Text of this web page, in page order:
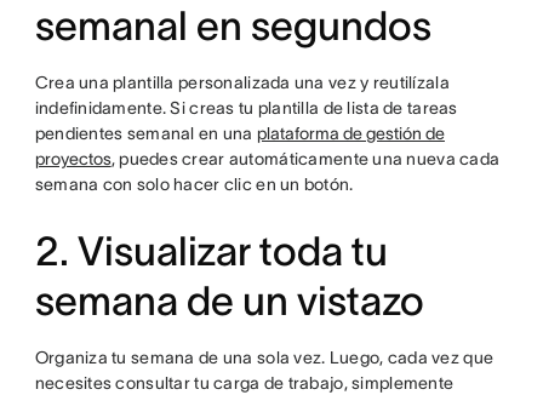
semanal en segundos
Crea una plantilla personalizada una vez y reutilízala
indefinidamente. Si creas tu plantilla de lista de tareas
pendientes semanal en una plataforma de gestión de
proyectos, puedes crear automáticamente una nueva cada
semana con solo hacer clic en un botón.
2. Visualizar toda tu
semana de un vistazo
Organiza tu semana de una sola vez. Luego, cada vez que
necesites consultar tu carga de trabajo, simplemente